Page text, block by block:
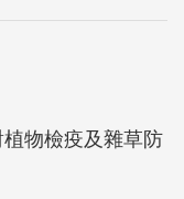
物檢疫及雜草防